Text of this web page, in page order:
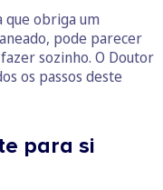
que obriga um
pode parecer
sozinho. O Doutor
os passos deste
para si